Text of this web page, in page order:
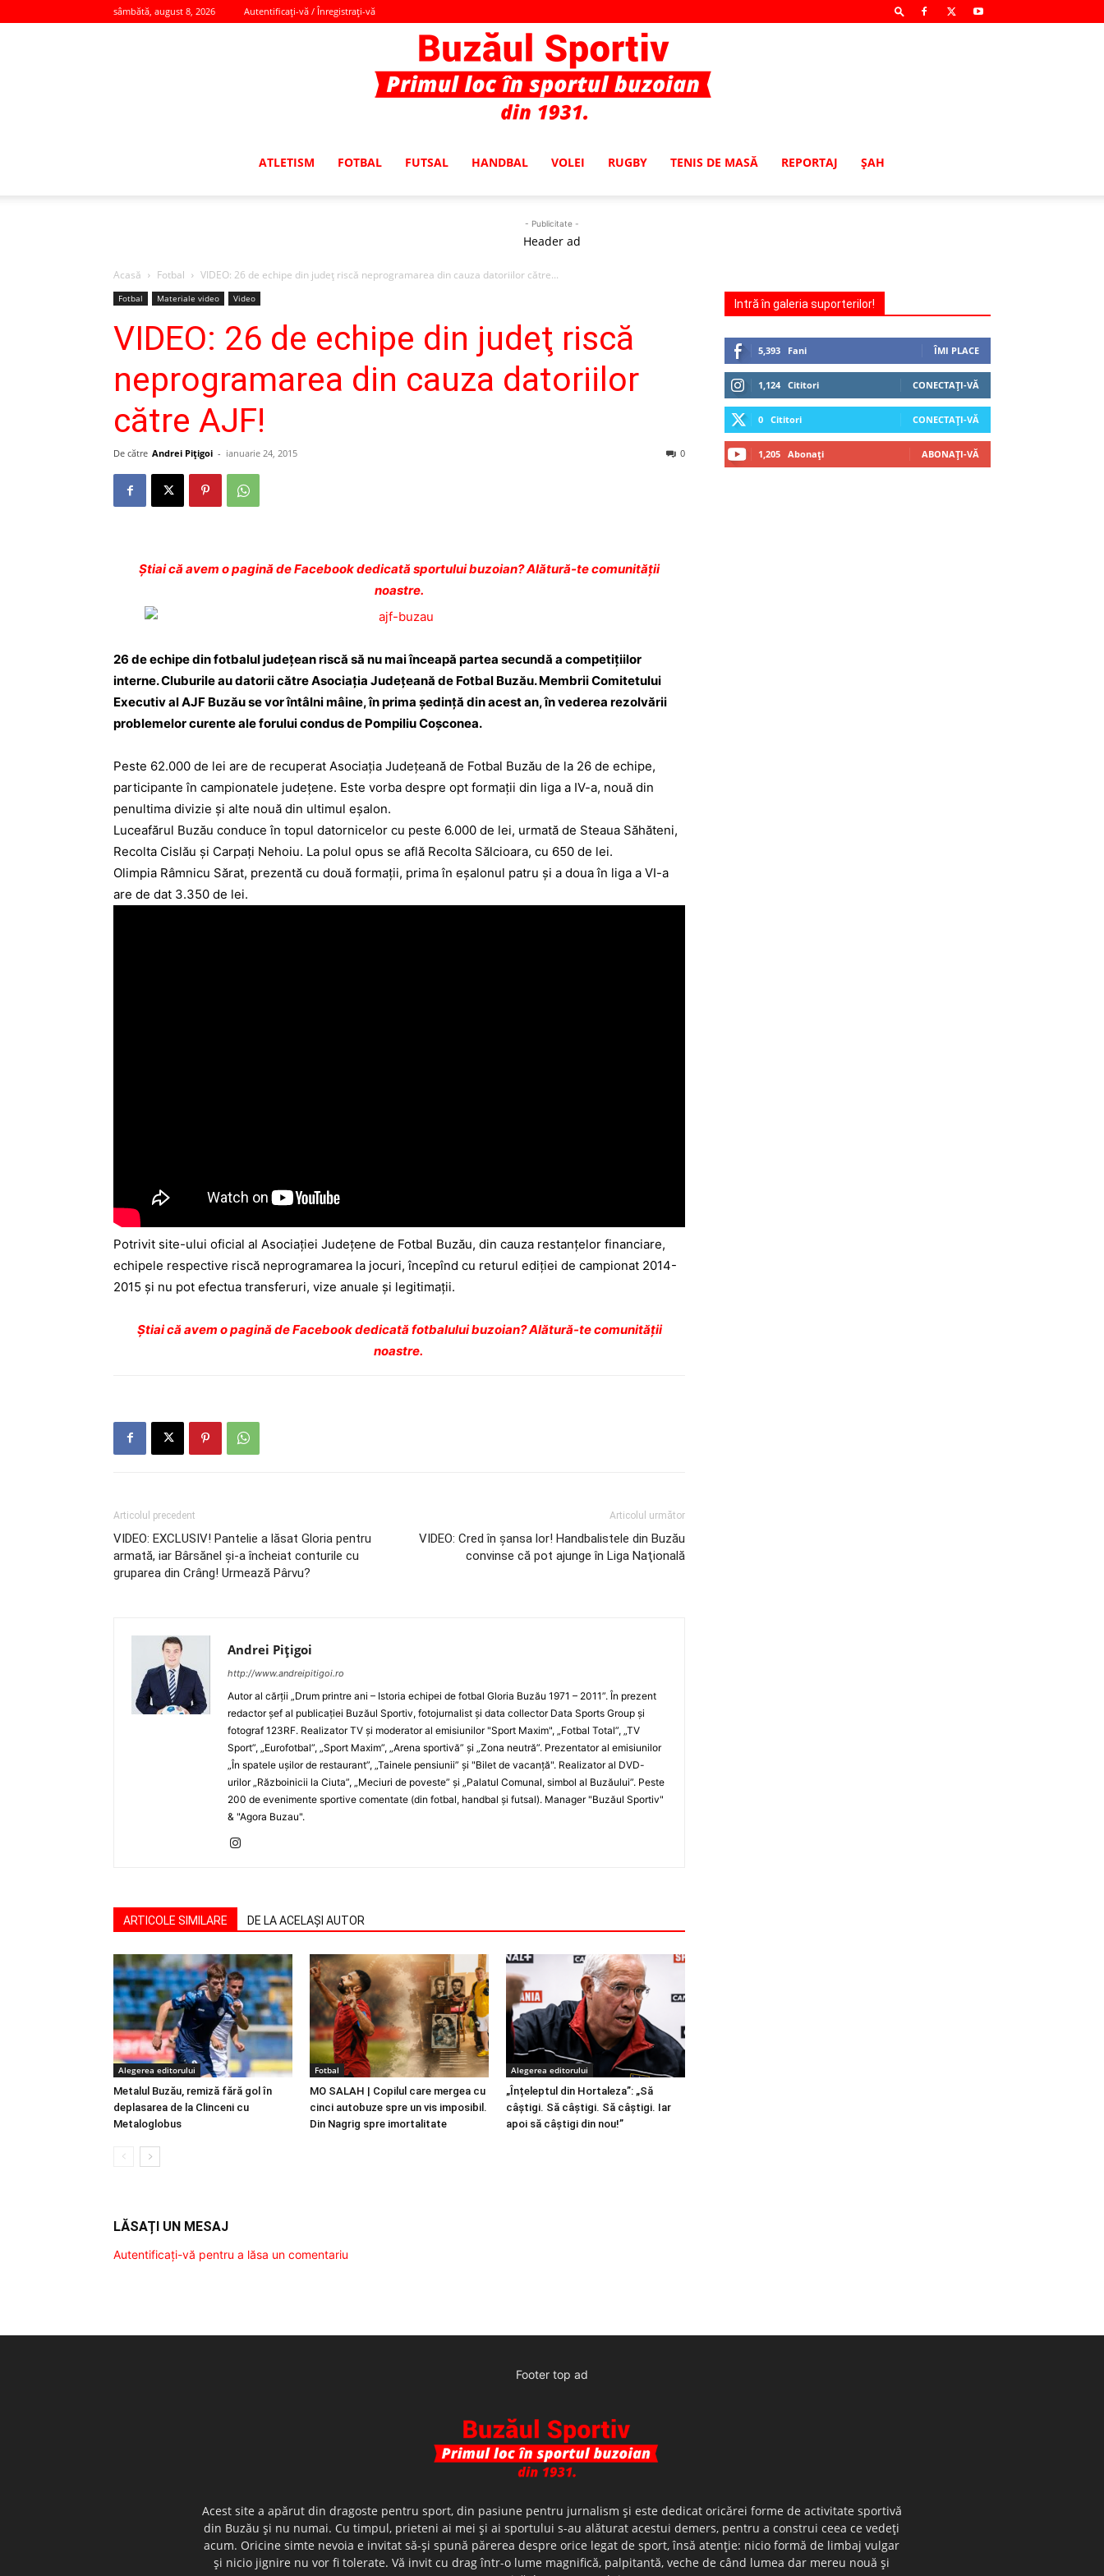
sâmbătă, august 8, 2026 Autentificați-vă / Înregistrați-vă
ATLETISM FOTBAL FUTSAL HANDBAL VOLEI RUGBY TENIS DE MASĂ REPORTAJ ŞAH
- Publicitate -
Header ad
Acasă Fotbal VIDEO: 26 de echipe din judeţ riscă neprogramarea din cauza datoriilor către...
Fotbal Materiale video Video
VIDEO: 26 de echipe din judeţ riscă
neprogramarea din cauza datoriilor
către AJF!
De către Andrei Pițigoi - ianuarie 24, 2015 0
Ştiai că avem o pagină de Facebook dedicată sportului buzoian? Alătură-te comunității
noastre.
26 de echipe din fotbalul judeţean riscă să nu mai înceapă partea secundă a competiţiilor
interne. Cluburile au datorii către Asociaţia Judeţeană de Fotbal Buzău. Membrii Comitetului
Executiv al AJF Buzău se vor întâlni mâine, în prima şedinţă din acest an, în vederea rezolvării
problemelor curente ale forului condus de Pompiliu Coşconea.
Peste 62.000 de lei are de recuperat Asociaţia Judeţeană de Fotbal Buzău de la 26 de echipe,
participante în campionatele judeţene. Este vorba despre opt formaţii din liga a IV-a, nouă din
penultima divizie şi alte nouă din ultimul eşalon.
Luceafărul Buzău conduce în topul datornicelor cu peste 6.000 de lei, urmată de Steaua Săhăteni,
Recolta Cislău şi Carpaţi Nehoiu. La polul opus se află Recolta Sălcioara, cu 650 de lei.
Olimpia Râmnicu Sărat, prezentă cu două formaţii, prima în eşalonul patru şi a doua în liga a VI-a
are de dat 3.350 de lei.
Potrivit site-ului oficial al Asociaţiei Judeţene de Fotbal Buzău, din cauza restanţelor financiare,
echipele respective riscă neprogramarea la jocuri, începînd cu returul ediţiei de campionat 2014-
2015 şi nu pot efectua transferuri, vize anuale şi legitimaţii.
Ştiai că avem o pagină de Facebook dedicată fotbalului buzoian? Alătură-te comunității
noastre.
Articolul precedent
VIDEO: EXCLUSIV! Pantelie a lăsat Gloria pentru
armată, iar Bârsănel şi-a încheiat conturile cu
gruparea din Crâng! Urmează Pârvu?
Articolul următor
VIDEO: Cred în şansa lor! Handbalistele din Buzău
convinse că pot ajunge în Liga Naţională
Andrei Pițigoi
http://www.andreipitigoi.ro
Autor al cărţii „Drum printre ani – Istoria echipei de fotbal Gloria Buzău 1971 – 2011”. În prezent
redactor şef al publicaţiei Buzăul Sportiv, fotojurnalist şi data collector Data Sports Group şi
fotograf 123RF. Realizator TV şi moderator al emisiunilor "Sport Maxim", „Fotbal Total”, „TV
Sport”, „Eurofotbal”, „Sport Maxim”, „Arena sportivă” şi „Zona neutră”. Prezentator al emisiunilor
„În spatele uşilor de restaurant”, „Tainele pensiunii” şi "Bilet de vacanţă". Realizator al DVD-
urilor „Războinicii la Ciuta”, „Meciuri de poveste” şi „Palatul Comunal, simbol al Buzăului”. Peste
200 de evenimente sportive comentate (din fotbal, handbal şi futsal). Manager "Buzăul Sportiv"
& "Agora Buzau".
ARTICOLE SIMILARE DE LA ACELAȘI AUTOR
Alegerea editorului
Metalul Buzău, remiză fără gol în
deplasarea de la Clinceni cu
Metaloglobus
Fotbal
MO SALAH | Copilul care mergea cu
cinci autobuze spre un vis imposibil.
Din Nagrig spre imortalitate
Alegerea editorului
„Înțeleptul din Hortaleza”: „Să
câștigi. Să câștigi. Să câștigi. Iar
apoi să câștigi din nou!”
LĂSAȚI UN MESAJ
Autentificați-vă pentru a lăsa un comentariu
Intră în galeria suporterilor!
5,393 Fani ÎMI PLACE
1,124 Cititori CONECTAȚI-VĂ
0 Cititori CONECTAȚI-VĂ
1,205 Abonați ABONAȚI-VĂ
Footer top ad
Acest site a apărut din dragoste pentru sport, din pasiune pentru jurnalism şi este dedicat oricărei forme de activitate sportivă
din Buzău şi nu numai. Cu timpul, prieteni ai mei şi ai sportului s-au alăturat acestui demers, pentru a construi ceea ce vedeţi
acum. Oricine simte nevoia e invitat să-şi spună părerea despre orice legat de sport, însă atenţie: nicio formă de limbaj vulgar
şi nicio jignire nu vor fi tolerate. Vă invit cu drag într-o lume magnifică, palpitantă, veche de când lumea dar mereu nouă şi